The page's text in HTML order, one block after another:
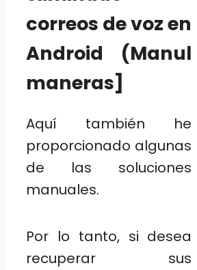
correos de voz en
Android (Manul
maneras]
Aquí también he
proporcionado algunas
de las soluciones
manuales.
Por lo tanto, si desea
recuperar sus